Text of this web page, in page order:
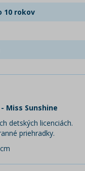
10 rokov
Miss Sunshine
detských licenciách.
priehradky.